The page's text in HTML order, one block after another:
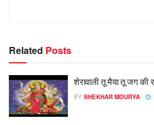
Related Posts
शेरावाली तू मैया तू जग की
BY SHEKHAR MOURYA